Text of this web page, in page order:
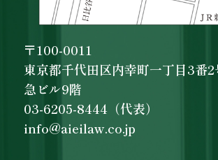
〒100-0011
東京都千代田区内幸町一丁目3番
急ビル9階
03-6205-8444（代表）
info@aieilaw.co.jp